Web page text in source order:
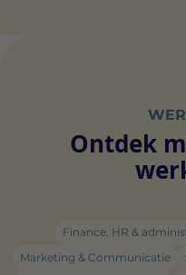
Ontdek
Finance, HR &
Marketing & Communicatie